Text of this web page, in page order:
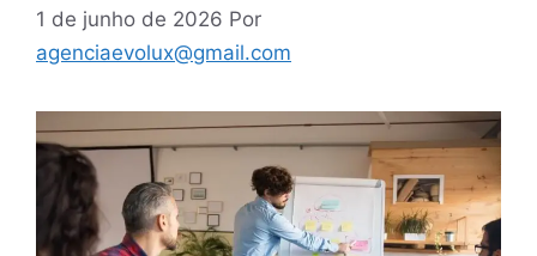
1 de junho de 2026 Por
agenciaevolux@gmail.com